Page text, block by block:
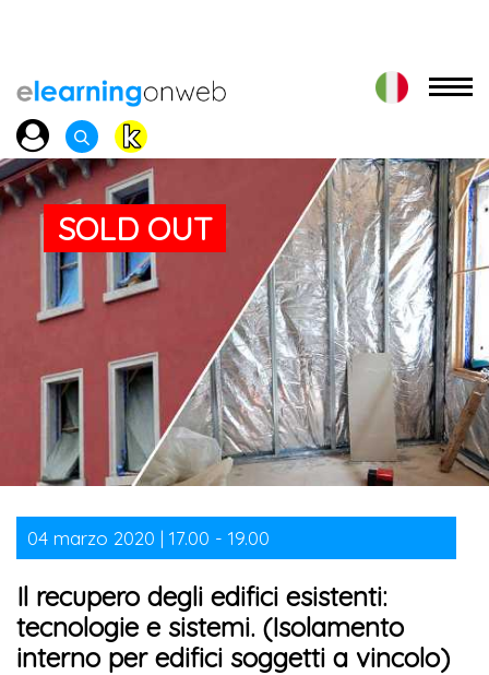
SOLD OUT
04 marzo 2020 | 17.00 - 19.00
Il recupero degli edifici esistenti:
tecnologie e sistemi. (Isolamento
interno per edifici soggetti a vincolo)